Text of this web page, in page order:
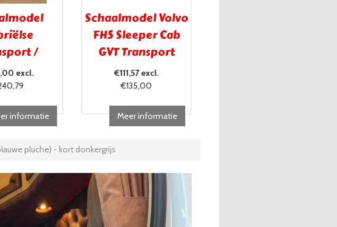
/
excl.
informatie
Schaalmodel Volvo
FH5 Sleeper Cab
GVT Transport
Brugge
€111,57 excl.
€135,00
Meer informatie
pluche) - kort donkergrijs